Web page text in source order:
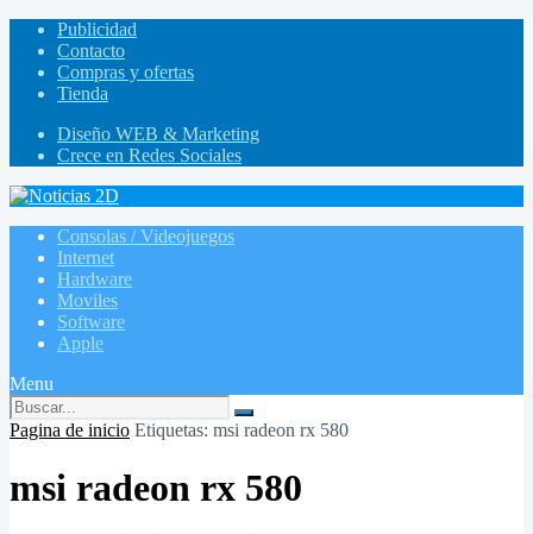
Publicidad
Contacto
Compras y ofertas
Tienda
Diseño WEB & Marketing
Crece en Redes Sociales
Consolas / Videojuegos
Internet
Hardware
Moviles
Software
Apple
Menu
Pagina de inicio Etiquetas: msi radeon rx 580
msi radeon rx 580